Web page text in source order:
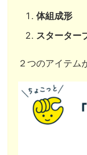
体組成形
スターター
２つのアイテム